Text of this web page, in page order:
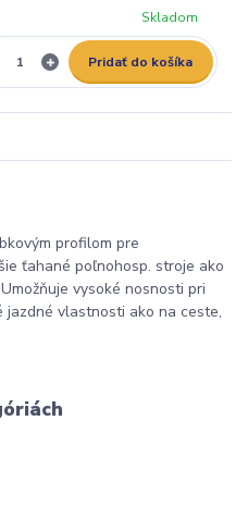
Skladom
Pridať do košíka
profilom pre
ťahané poľnohosp. stroje ako
vysoké nosnosti pri
jazdné vlastnosti ako na ceste,